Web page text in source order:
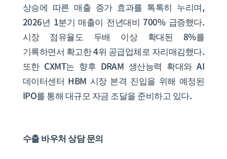
상승에 따른 매출 증가 효과를 톡톡히 누리며,
2026년 1분기 매출이 전년대비 700% 급증했다.
시장 점유율도 두배 이상 확대된 8%를
기록하면서 확고한 4위 공급업체로 자리매김했다.
또한 CXMT는 향후 DRAM 생산능력 확대와 AI
데이터센터 HBM 시장 본격 진입을 위해 예정된
IPO를 통해 대규모 자금 조달을 준비하고 있다.
수출 바우처 상담 문의